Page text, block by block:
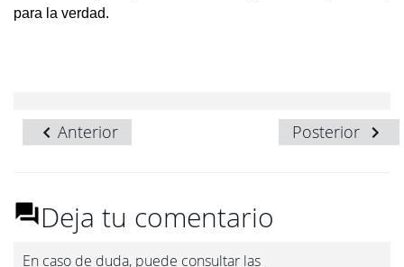
para la verdad.
Posterior
Anterior
Deja tu comentario
En caso de duda, puede consultar las